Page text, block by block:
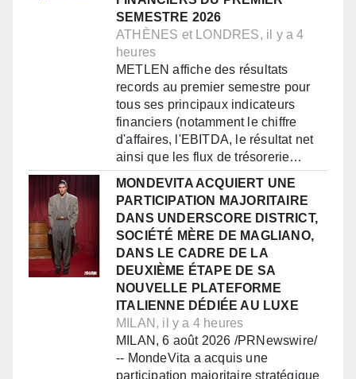
SEMESTRE 2026
ATHÈNES et LONDRES, il y a 4
heures
METLEN affiche des résultats
records au premier semestre pour
tous ses principaux indicateurs
financiers (notamment le chiffre
d'affaires, l'EBITDA, le résultat net
ainsi que les flux de trésorerie…
MONDEVITA ACQUIERT UNE
PARTICIPATION MAJORITAIRE
DANS UNDERSCORE DISTRICT,
SOCIÉTÉ MÈRE DE MAGLIANO,
DANS LE CADRE DE LA
DEUXIÈME ÉTAPE DE SA
NOUVELLE PLATEFORME
ITALIENNE DÉDIÉE AU LUXE
MILAN, il y a 4 heures
MILAN, 6 août 2026 /PRNewswire/
-- MondeVita a acquis une
participation majoritaire stratégique